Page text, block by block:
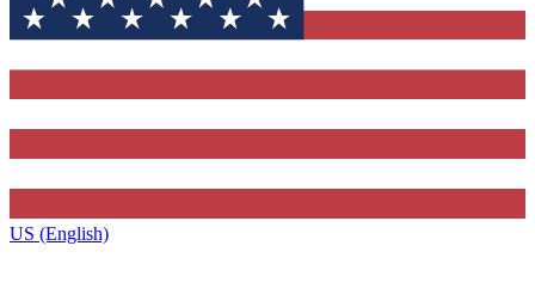
US (English)